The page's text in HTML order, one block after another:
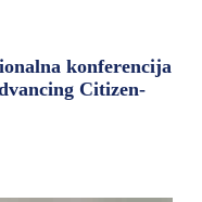
konferencija
Citizen-